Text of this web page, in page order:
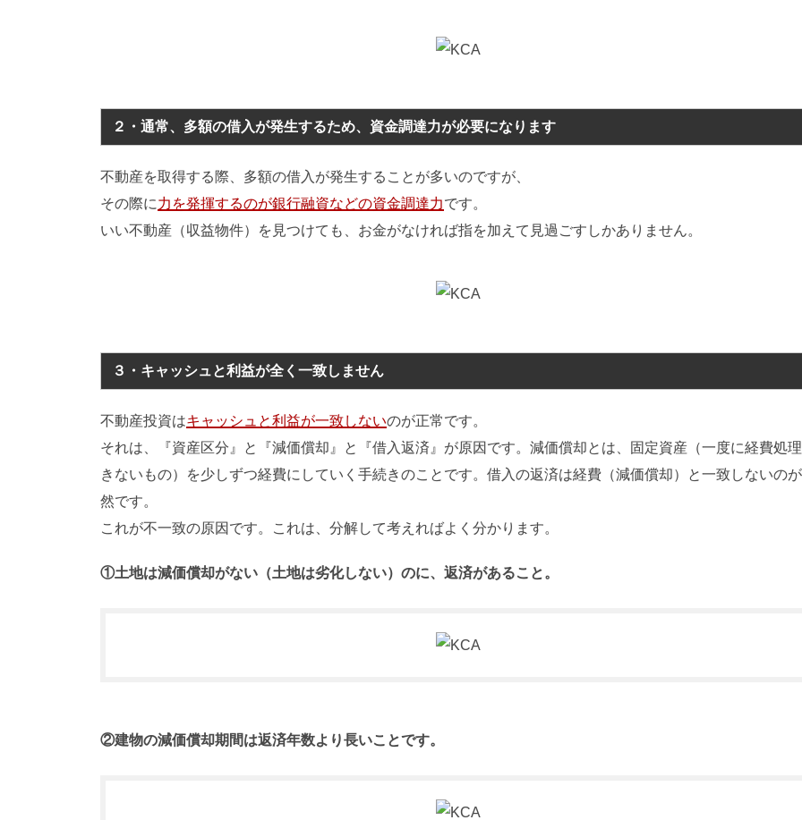
２・通常、多額の借入が発生するため、資金調達力が必要になります
不動産を取得する際、多額の借入が発生することが多いのですが、
その際に力を発揮するのが銀行融資などの資金調達力です。
いい不動産（収益物件）を見つけても、お金がなければ指を加えて見過ごすしかありません。
３・キャッシュと利益が全く一致しません
不動産投資はキャッシュと利益が一致しないのが正常です。
それは、『資産区分』と『減価償却』と『借入返済』が原因です。減価償却とは、固定資産（一度に経費処
きないもの）を少しずつ経費にしていく手続きのことです。借入の返済は経費（減価償却）と一致しないの
然です。
これが不一致の原因です。これは、分解して考えればよく分かります。
①土地は減価償却がない（土地は劣化しない）のに、返済があること。
②建物の減価償却期間は返済年数より長いことです。